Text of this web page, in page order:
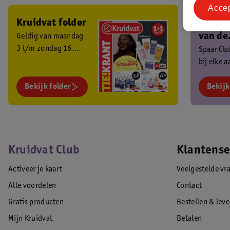
Kruidvat folder
Geldig van maandag
3 t/m zondag 16
Bekijk folder
Ben
van de
Club?
Spaar
bij elke
Kruidvat Club
Activeer je kaart
Alle voordelen
Gratis producten
Mijn Kruidvat
Veelgestelde
Contact
Bestellen &
Betalen